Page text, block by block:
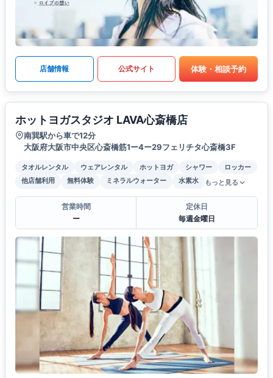
店舗情報 公式サイト 体験・相談予約
ホットヨガスタジオ LAVA心斎橋店
南巽駅から車で12分
大阪府大阪市中央区心斎橋筋1ー4ー29フェリチタ心斎橋3F
タオルレンタル ウェアレンタル ホットヨガ シャワー
ロッカー
他店舗利用
無料体験 ミネラルウォーター 水素水 もっと見る
営業時間
ー
定休日
毎週金曜日